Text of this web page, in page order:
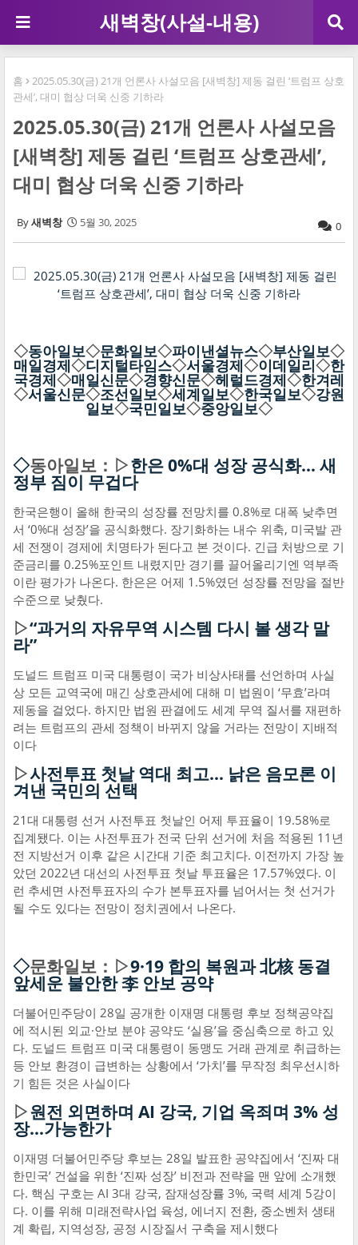
새벽창(사설-내용)
홈
2025.05.30(금) 21개 언론사 사설모음 [새벽창] 제동 걸린 ‘트럼프 상호
관세’, 대미 협상 더욱 신중 기하라
2025.05.30(금) 21개 언론사 사설모음
[새벽창] 제동 걸린 ‘트럼프 상호관세’,
대미 협상 더욱 신중 기하라
새벽창 5월 30, 2025 0
◇동아일보◇문화일보◇파이낸셜뉴스◇부산일보◇
매일경제◇디지털타임스◇서울경제◇이데일리◇한
국경제◇매일신문◇경향신문◇헤럴드경제◇한겨레
◇서울신문◇조선일보◇세계일보◇한국일보◇강원
일보◇국민일보◇중앙일보◇
◇동아일보：▷한은 0%대 성장 공식화… 새
정부 짐이 무겁다
한국은행이 올해 한국의 성장률 전망치를 0.8%로 대폭 낮추면
서 ‘0%대 성장’을 공식화했다. 장기화하는 내수 위축, 미국발 관
세 전쟁이 경제에 치명타가 된다고 본 것이다. 긴급 처방으로 기
준금리를 0.25%포인트 내렸지만 경기를 끌어올리기엔 역부족
이란 평가가 나온다. 한은은 어제 1.5%였던 성장률 전망을 절반
수준으로 낮췄다.
▷“과거의 자유무역 시스템 다시 볼 생각 말
라”
도널드 트럼프 미국 대통령이 국가 비상사태를 선언하며 사실
상 모든 교역국에 매긴 상호관세에 대해 미 법원이 ‘무효’라며
제동을 걸었다. 하지만 법원 판결에도 세계 무역 질서를 재편하
려는 트럼프의 관세 정책이 바뀌지 않을 거라는 전망이 지배적
이다
▷사전투표 첫날 역대 최고… 낡은 음모론 이
겨낸 국민의 선택
21대 대통령 선거 사전투표 첫날인 어제 투표율이 19.58%로
집계됐다. 이는 사전투표가 전국 단위 선거에 처음 적용된 11년
전 지방선거 이후 같은 시간대 기준 최고치다. 이전까지 가장 높
았던 2022년 대선의 사전투표 첫날 투표율은 17.57%였다. 이
런 추세면 사전투표자의 수가 본투표자를 넘어서는 첫 선거가
될 수도 있다는 전망이 정치권에서 나온다.
◇문화일보：▷9·19 합의 복원과 北核 동결
앞세운 불안한 李 안보 공약
더불어민주당이 28일 공개한 이재명 대통령 후보 정책공약집
에 적시된 외교·안보 분야 공약도 ‘실용’을 중심축으로 하고 있
다. 도널드 트럼프 미국 대통령이 동맹도 거래 관계로 취급하는
등 안보 환경이 급변하는 상황에서 ‘가치’를 무작정 최우선시하
기 힘든 것은 사실이다
▷원전 외면하며 AI 강국, 기업 옥죄며 3% 성
장…가능한가
이재명 더불어민주당 후보는 28일 발표한 공약집에서 ‘진짜 대
한민국’ 건설을 위한 ‘진짜 성장’ 비전과 전략을 맨 앞에 소개했
다. 핵심 구호는 AI 3대 강국, 잠재성장률 3%, 국력 세계 5강이
다. 이를 위해 미래전략사업 육성, 에너지 전환, 중소벤처 생태
계 확립, 지역성장, 공정 시장질서 구축을 제시했다